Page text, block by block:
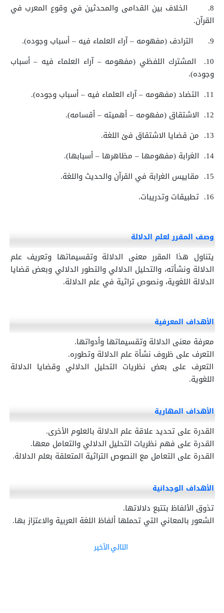
8.
الخلاف بين القدامى والمحدثين في وقوع المعرب في
القرآن.
9.
الترادف (مفهومه – آراء العلماء فيه – أسباب وجوده).
10.
المشترك اللفظي (مفهومه – آراء العلماء فيه – أسباب
وجوده).
11. التضاد (مفهومه – آراء العلماء فيه – أسباب وجوده).
12. الاشتقاق (مفهومه – أهميته – أقسامه).
13. من قضايا الاشتقاق فئ اللغة.
14. الغرابة (مفهومها – مظاهرها – أسبابها).
15. مقاييس الغرابة في القرآن والحديث واللغة.
16. تطبيقات وتدريبات.
وصف المقرر لعلم الدلالة
يتناول هذا المقرر معنى الدلالة وتقسيماتها وتعريف علم
الدلالة ونشأته، والتحليل الدلالي والتطور الدلالي وبعض قضايا
الدلالة اللغوية، ونصوص تراثية في علم الدلالة.
الأهداف المعرفية
معرفة معنى الدلالة وتقسيماتها وأدواتها.
التعرف على ظروف نشأة علم الدلالة وتطوره.
التعرف على بعض نظريات التحليل الدلالي وقضايا الدلالة
اللغوية.
الأهداف المهارية
القدرة على تحديد علاقة علم الدلالة بالعلوم الأخرى.
القدرة على فهم نظريات التحليل الدلالي والتعامل معها.
القدرة على التعامل مع النصوص التراثية المتعلقة بعلم الدلالة.
الأهداف الوجدانية
تذوق الألفاظ بتتبع دلالاتها.
الشعور بالمعاني التي تحملها ألفاظ اللغة العربية والاعتزاز بها.
التاليالأخير